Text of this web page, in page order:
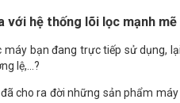
với hệ thống lõi lọc mạnh mẽ
bạn đang trực tiếp sử dụng,
lệ,...?
cho ra đời những sản phẩm